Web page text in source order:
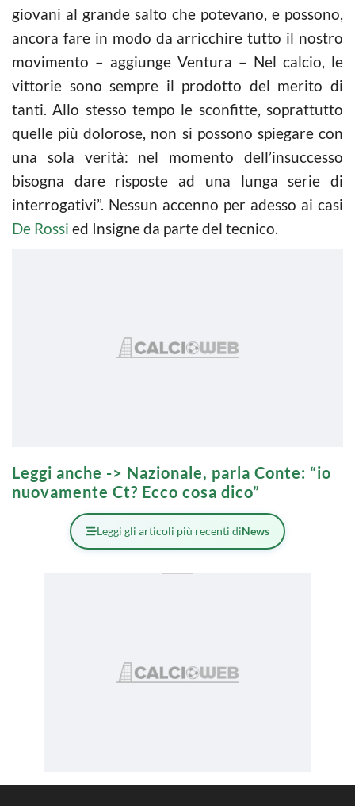
giovani al grande salto che potevano, e possono,
ancora fare in modo da arricchire tutto il nostro
movimento – aggiunge Ventura – Nel calcio, le
vittorie sono sempre il prodotto del merito di
tanti. Allo stesso tempo le sconfitte, soprattutto
quelle più dolorose, non si possono spiegare con
una sola verità: nel momento dell’insuccesso
bisogna dare risposte ad una lunga serie di
interrogativi”. Nessun accenno per adesso ai casi
De Rossi ed Insigne da parte del tecnico.
Leggi anche -> Nazionale, parla Conte: “io
nuovamente Ct? Ecco cosa dico”
Leggi gli articoli più recenti diNews